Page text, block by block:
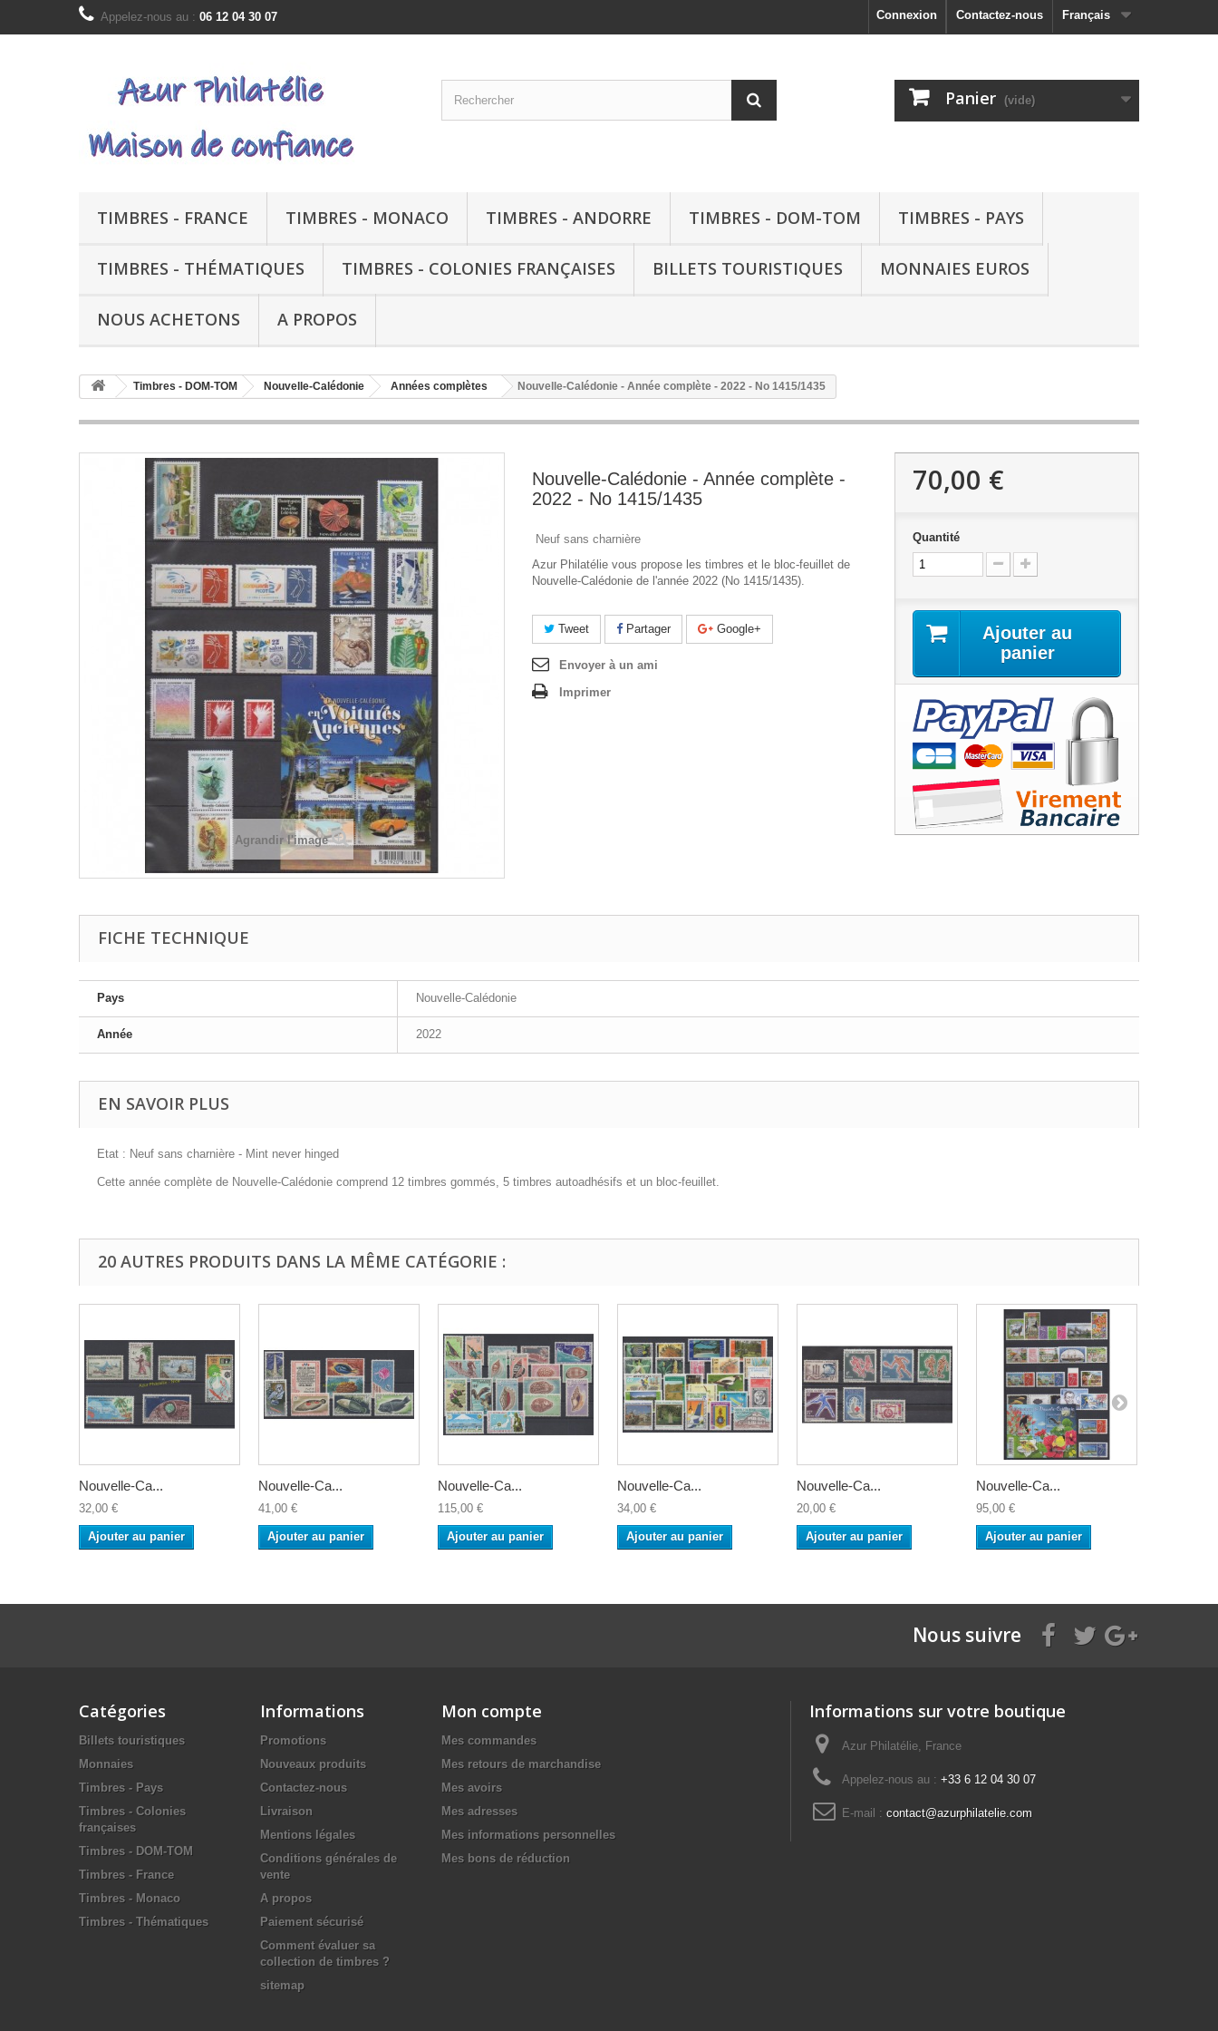
Français
Contactez-nous
Appelez-nous au : 06 12 04 30 07 Connexion
Panier (vide)
TIMBRES - FRANCE TIMBRES - MONACO TIMBRES - ANDORRE TIMBRES - DOM-TOM TIMBRES - PAYS
TIMBRES - THÉMATIQUES TIMBRES - COLONIES FRANÇAISES BILLETS TOURISTIQUES MONNAIES EUROS
NOUS ACHETONS A PROPOS
Timbres - DOM-TOM Nouvelle-Calédonie Années complètes Nouvelle-Calédonie - Année complète - 2022 - No 1415/1435
Agrandir l'image
Nouvelle-Calédonie - Année complète -
2022 - No 1415/1435
Neuf sans charnière
Azur Philatélie vous propose les timbres et le bloc-feuillet de
Nouvelle-Calédonie de l'année 2022 (No 1415/1435).
Tweet Partager Google+
Envoyer à un ami
Imprimer
70,00 €
Quantité
Ajouter au
panier
FICHE TECHNIQUE
Pays Nouvelle-Calédonie
Année 2022
EN SAVOIR PLUS
Etat : Neuf sans charnière - Mint never hinged
Cette année complète de Nouvelle-Calédonie comprend 12 timbres gommés, 5 timbres autoadhésifs et un bloc-feuillet.
20 AUTRES PRODUITS DANS LA MÊME CATÉGORIE :
Nouvelle-Ca...
32,00 €
Ajouter au panier
Nouvelle-Ca...
41,00 €
Ajouter au panier
Nouvelle-Ca...
115,00 €
Ajouter au panier
Nouvelle-Ca...
34,00 €
Ajouter au panier
Nouvelle-Ca...
20,00 €
Ajouter au panier
Nouvelle-Ca...
95,00 €
Ajouter au panier
Nous suivre
Catégories
Billets touristiques
Monnaies
Timbres - Pays
Timbres - Colonies
françaises
Timbres - DOM-TOM
Timbres - France
Timbres - Monaco
Timbres - Thématiques
Informations
Promotions
Nouveaux produits
Contactez-nous
Livraison
Mentions légales
Conditions générales de
vente
A propos
Paiement sécurisé
Comment évaluer sa
collection de timbres ?
sitemap
Mon compte
Mes commandes
Mes retours de marchandise
Mes avoirs
Mes adresses
Mes informations personnelles
Mes bons de réduction
Informations sur votre boutique
Azur Philatélie, France
Appelez-nous au : +33 6 12 04 30 07
E-mail : contact@azurphilatelie.com